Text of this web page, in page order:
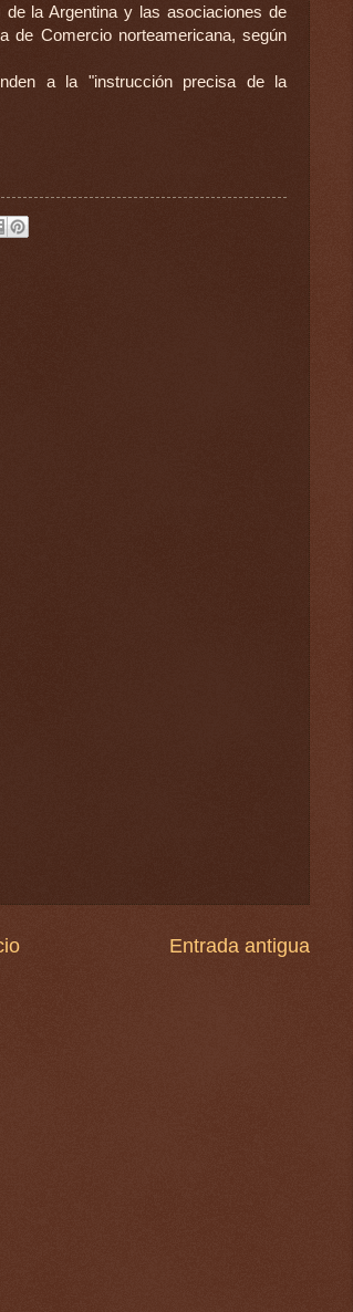
la Argentina y las asociaciones de
de Comercio norteamericana, según
a la "instrucción precisa de la
Entrada antigua